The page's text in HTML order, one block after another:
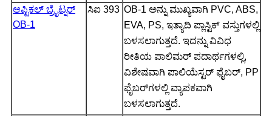
ಆಪ್ಟಿಕಲ್ ಬ್ರೈಟ್ನರ್
OB-1
ಸಿಐ 393 OB-1 ಅನ್ನು ಮುಖ್ಯವಾಗಿ PVC, ABS,
EVA, PS, ಇತ್ಯಾದಿ ಪ್ಲಾಸ್ಟಿಕ್ ವಸ್ತುಗಳಲ್ಲಿ
ಬಳಸಲಾಗುತ್ತದೆ. ಇದನ್ನು ವಿವಿಧ
ರೀತಿಯ ಪಾಲಿಮರ್ ಪದಾರ್ಥಗಳಲ್ಲಿ,
ವಿಶೇಷವಾಗಿ ಪಾಲಿಯೆಸ್ಟರ್ ಫೈಬರ್, PP
ಫೈಬರ್‌ಗಳಲ್ಲಿ ವ್ಯಾಪಕವಾಗಿ
ಬಳಸಲಾಗುತ್ತದೆ.